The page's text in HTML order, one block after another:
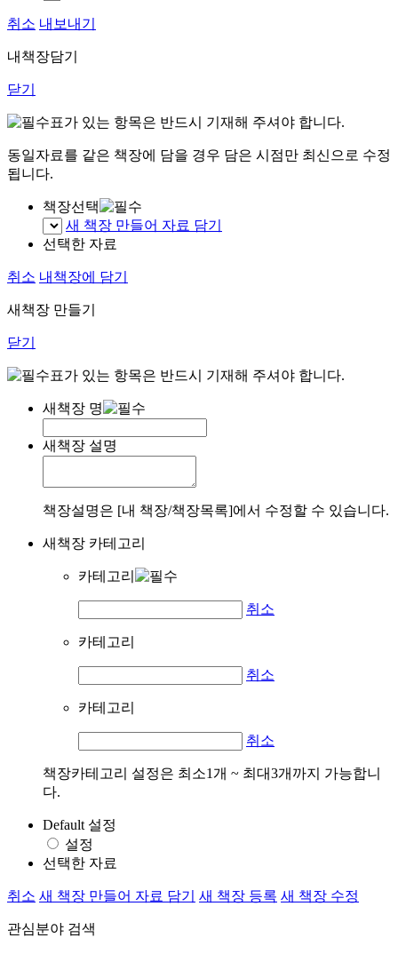
취소 내보내기
내책장담기
닫기
표가 있는 항목은 반드시 기재해 주셔야 합니다.
동일자료를 같은 책장에 담을 경우 담은 시점만 최신으로 수정
됩니다.
책장선택
새 책장 만들어 자료 담기
선택한 자료
취소 내책장에 담기
새책장 만들기
닫기
표가 있는 항목은 반드시 기재해 주셔야 합니다.
새책장 명
새책장 설명
책장설명은 [내 책장/책장목록]에서 수정할 수 있습니다.
새책장 카테고리
카테고리
취소
카테고리
취소
카테고리
취소
책장카테고리 설정은 최소1개 ~ 최대3개까지 가능합니
다.
Default 설정
설정
선택한 자료
취소 새 책장 만들어 자료 담기 새 책장 등록 새 책장 수정
관심분야 검색